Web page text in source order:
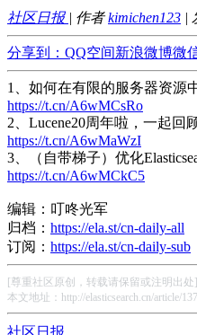
社区日报 | 作者kimichen123 |
分享到： QQ空间新浪微博微
1、如何在有限的服务器资源
https://t.cn/A6wMCsRo
2、Lucene20周年啦，一起回
https://t.cn/A6wMaWzI
3、（自带梯子）优化
https://t.cn/A6wMCkC5
编辑：叮咚光军
归档： https://ela.st/cn-daily-all
订阅： https://ela.st/cn-daily-sub
[尊重社区原创，转载请保留或注明出处]
本文地址：http://elasticsearch.cn/article/
社区日报